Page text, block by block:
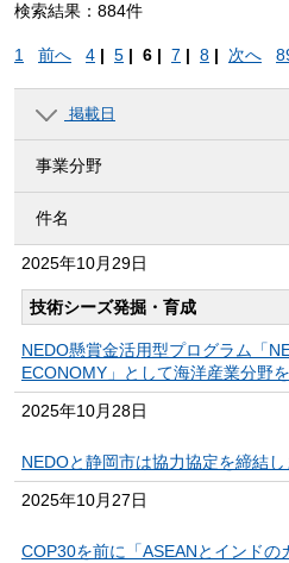
検索結果：884件
1 前へ 4 | 5 | 6 | 7 | 8 | 次へ
掲載日
事業分野
件名
2025年10月29日
技術シーズ発掘・育成
NEDO懸賞金活用型プログラム「
ECONOMY」として海洋産業分野
2025年10月28日
NEDOと静岡市は協力協定を締結し
2025年10月27日
COP30を前に「ASEANとインドの